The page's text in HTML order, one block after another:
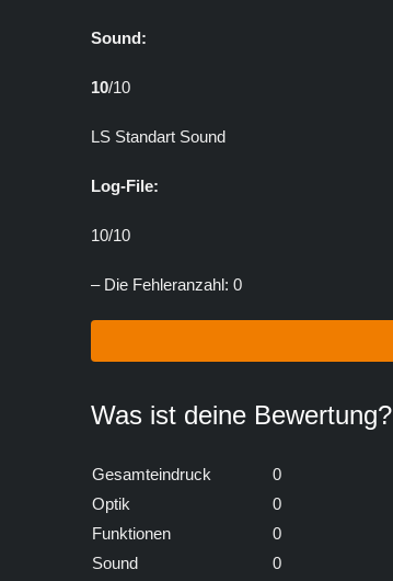
Sound:
10/10
LS Standart Sound
Log-File:
10/10
– Die Fehleranzahl: 0
Was ist deine Bewertung?
Gesamteindruck
0
Optik
0
Funktionen
0
Sound
0